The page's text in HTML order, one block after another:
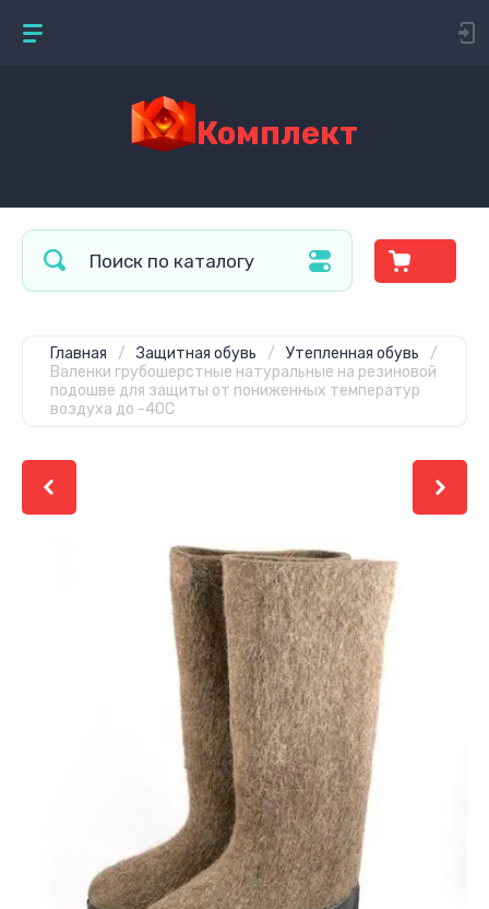
Комплект
Главная / Защитная обувь / Утепленная обувь
/
Валенки грубошерстные натуральные на резиновой
подошве для защиты от пониженных температур
воздуха до -40С